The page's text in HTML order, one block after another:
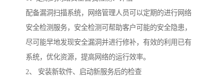
配备漏洞扫描系统，网络管理人员可以定期的进行网络
安全检测服务，安全检测可帮助客户可能的安全隐患，
尽可能早地发现安全漏洞并进行修补，有效的利用已有
系统，优化资源，提高网络的运行效率。
2、 安装新软件、启动新服务后的检查